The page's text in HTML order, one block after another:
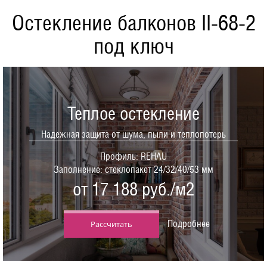
Остекление балконов II-68-2
под ключ
Теплое остекление
Надежная защита от шума, пыли и теплопотерь
Профиль: REHAU
Заполнение: стеклопакет 24/32/40/53 мм
от 17 188 руб./м2
Рассчитать Подробнее